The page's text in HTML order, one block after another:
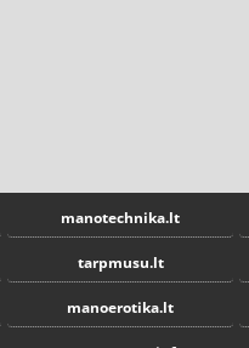
manotechnika.lt
tarpmusu.lt
manoerotika.lt